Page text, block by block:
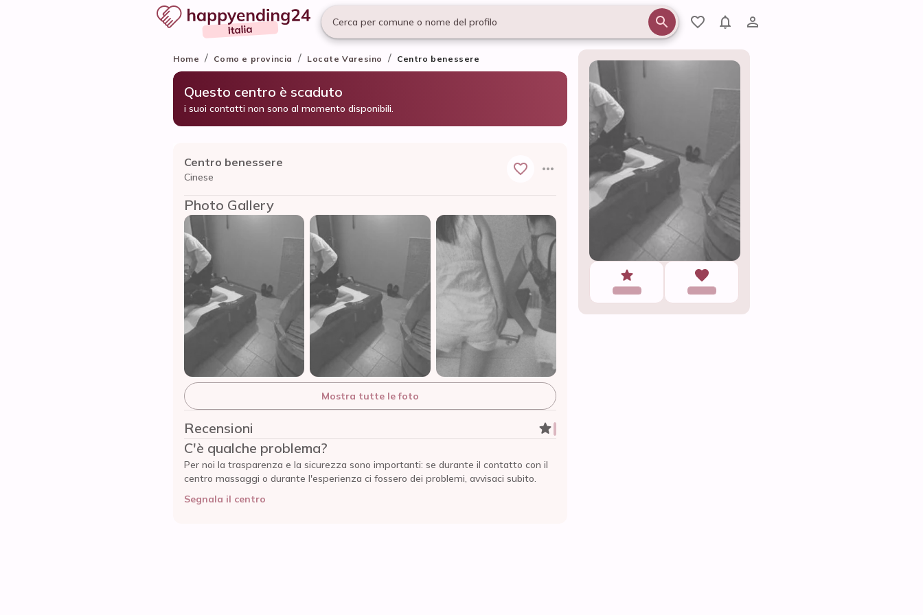
Cerca per comune o nome del profilo
Home / Como e provincia / Locate Varesino / Centro benessere
Questo centro è scaduto
i suoi contatti non sono al momento disponibili.
Centro benessere
Cinese
Photo Gallery
Mostra tutte le foto
Recensioni
C'è qualche problema?
Per noi la trasparenza e la sicurezza sono importanti: se durante il contatto con il
centro massaggi o durante l'esperienza ci fossero dei problemi, avvisaci subito.
Segnala il centro